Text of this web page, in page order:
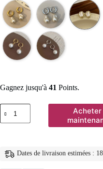
Gagnez jusqu'à 41 Points.
quantité
de
Boucles
forme
Acheter
Dates de livraison estimées :